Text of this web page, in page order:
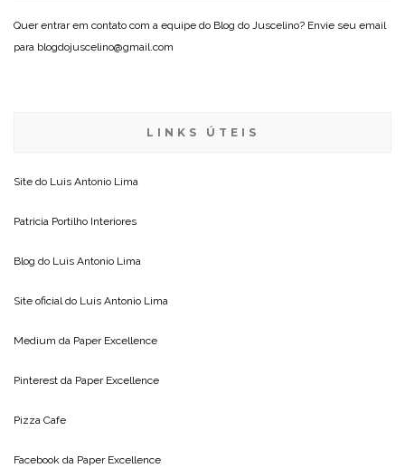
Quer entrar em contato com a equipe do Blog do Juscelino? Envie seu email
para blogdojuscelino@gmail.com
LINKS ÚTEIS
Site do Luis Antonio Lima
Patricia Portilho Interiores
Blog do Luis Antonio Lima
Site oficial do Luis Antonio Lima
Medium da Paper Excellence
Pinterest da Paper Excellence
Pizza Cafe
Facebook da Paper Excellence